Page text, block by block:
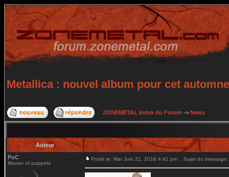
Metallica : nouvel album pour cet automne
ZONEMETAL Index du Forum -> News
Auteur
PoC
Master of puppets
Posté le: Mar Juin 21, 2016 4:41 pm Sujet du message: